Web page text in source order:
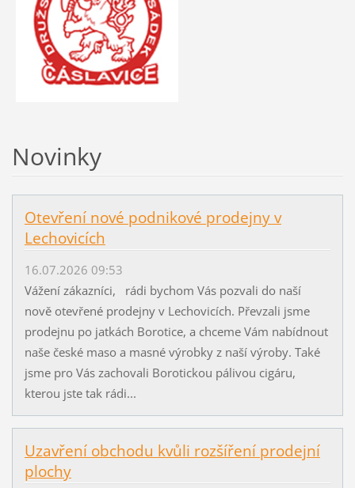
Novinky
Otevření nové podnikové prodejny v
Lechovicích
16.07.2026 09:53
Vážení zákazníci, rádi bychom Vás pozvali do naší
nově otevřené prodejny v Lechovicích. Převzali jsme
prodejnu po jatkách Borotice, a chceme Vám nabídnout
naše české maso a masné výrobky z naší výroby. Také
jsme pro Vás zachovali Borotickou pálivou cigáru,
kterou jste tak rádi...
Uzavření obchodu kvůli rozšíření prodejní
plochy